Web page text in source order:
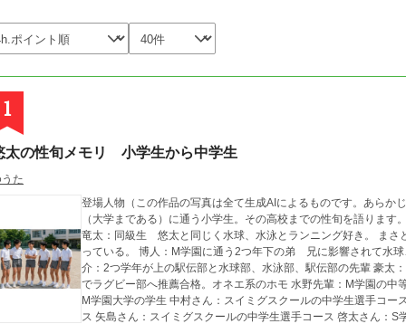
1
太の性旬メモリ 小学生から中学生
た
登場人物（この作品の写真は全て生成AIによるものです。あらか
（大学まである）に通う小学生。その高校までの性旬を語りま
竜太：同級生 悠太と同じく水球、水泳とランニング好き。 まさ
っている。 博人：M学園に通う2つ年下の弟 兄に影響されて水
介：2つ学年が上の駅伝部と水球部、水泳部、駅伝部の先輩 豪太
でラグビー部へ推薦合格。オネエ系のホモ 水野先輩：M学園の中
M学園大学の学生 中村さん：スイミグスクールの中学生選手コ
ス 矢島さん：スイミグスクールの中学生選手コース 啓太さん：